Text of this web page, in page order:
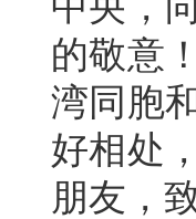
的敬意
湾同胞
好相处
朋友，